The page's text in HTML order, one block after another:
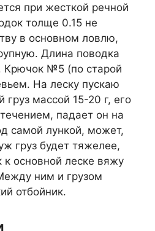
при жесткой речной
толще 0.15 не
в основном ловлю,
Длина поводка
Крючок №5 (по старой
На леску пускаю
груз массой 15-20 г, его
падает он на
самой лункой, может,
груз будет тяжелее,
основной леске вяжу
ним и грузом
отбойник.